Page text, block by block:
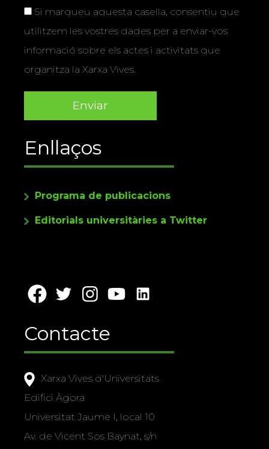
Si marqueu aquesta casella, consentiu que
utilitzem les vostres dades per a enviar-vos
informació sobre els actes i activitats que
organitza la Xarxa Vives.
Enllaços
Programa de publicacions
Editorials universitàries a Twitter
Contacte
Xarxa Vives d'Universitats
Edifici Àgora
Universitat Jaume I, local 10
Av. de Vicent Sos Baynat, s/n